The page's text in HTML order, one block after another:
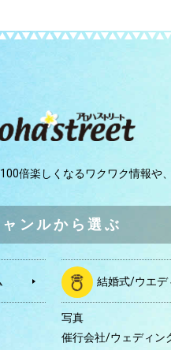
倍楽しくなるワクワク情報や、
ャンルから選ぶ
結婚式/ウエデ
写真
催行会社/ウェディン